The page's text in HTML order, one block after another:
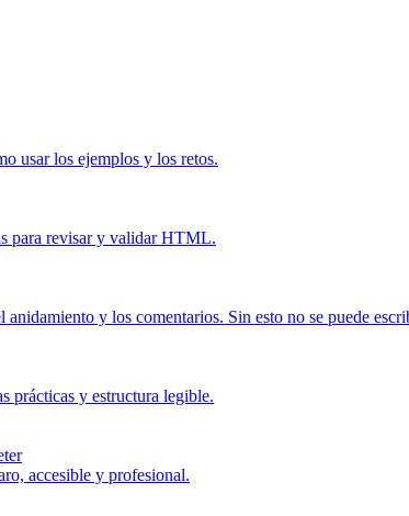
usar los ejemplos y los retos.
para revisar y validar HTML.
y los comentarios. Sin esto no se puede
prácticas y estructura legible.
accesible y profesional.